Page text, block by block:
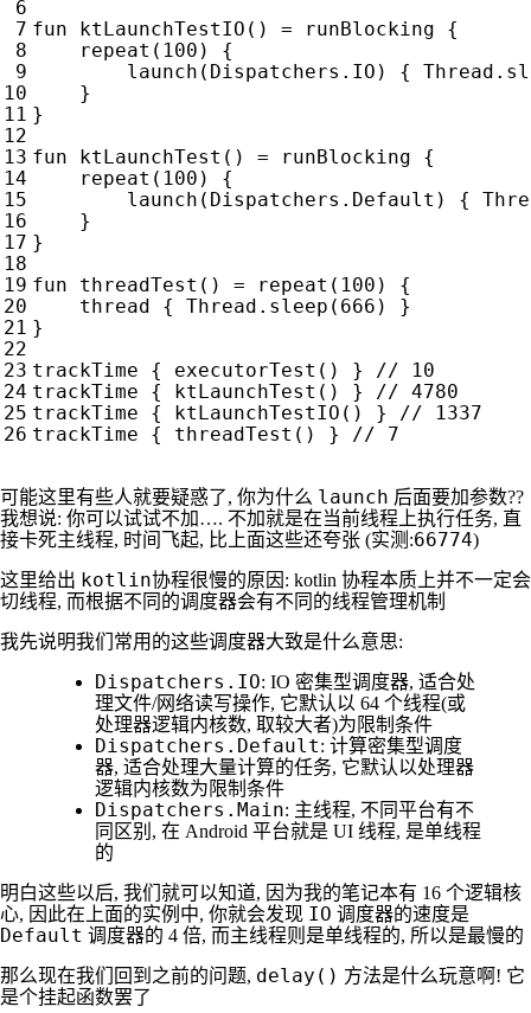
fun
ktLaunchTestIO () = runBlocking
{
repeat ( 100 )
{
launch ( Dispatchers . IO ) { Thread .
}
}
fun
ktLaunchTest () = runBlocking
{
repeat ( 100 )
{
launch ( Dispatchers . Default ) {
}
}
fun
threadTest () = repeat ( 100 )
{
thread
{ Thread . sleep ( 666 )
}
}
trackTime
{ executorTest () }
trackTime
{ ktLaunchTest () }
trackTime
{ ktLaunchTestIO () }
trackTime
{ threadTest () }
可能这里有些人就要疑惑了, 你为什么 launch 后面要加参数??
我想说: 你可以试试不加…. 不加就是在当前线程上执行任务, 直
接卡死主线程, 时间飞起, 比上面这些还夸张 (实测:66774)
这里给出 kotlin协程很慢的原因: kotlin 协程本质上并不一定会
切线程, 而根据不同的调度器会有不同的线程管理机制
我先说明我们常用的这些调度器大致是什么意思:
Dispatchers.IO: IO 密集型调度器, 适合处
理文件/网络读写操作, 它默认以 64 个线程(或
处理器逻辑内核数, 取较大者)为限制条件
Dispatchers.Default: 计算密集型调度
器, 适合处理大量计算的任务, 它默认以处理器
逻辑内核数为限制条件
Dispatchers.Main: 主线程, 不同平台有不
同区别, 在 Android 平台就是 UI 线程, 是单线程
的
明白这些以后, 我们就可以知道, 因为我的笔记本有 16 个逻辑核
心, 因此在上面的实例中, 你就会发现 IO 调度器的速度是
Default 调度器的 4 倍, 而主线程则是单线程的, 所以是最慢的
那么现在我们回到之前的问题, delay() 方法是什么玩意啊! 它
是个挂起函数罢了